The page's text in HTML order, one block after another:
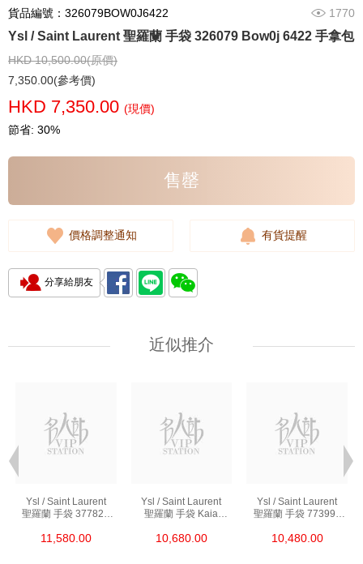
貨品編號：326079BOW0J6422 1770
Ysl / Saint Laurent 聖羅蘭 手袋 326079 Bow0j 6422 手拿包
HKD 10,500.00(原價)
7,350.00(參考價)
HKD 7,350.00 (現價)
節省: 30%
售罄
價格調整通知 有貨提醒
分享給朋友
近似推介
Ysl / Saint Laurent
聖羅蘭 手袋 377828
斜挎包
11,580.00
Ysl / Saint Laurent
聖羅蘭 手袋 Kaia
單肩包/斜挎包
10,680.00
Ysl / Saint Laurent
聖羅蘭 手袋 773995
斜挎包/手提包
10,480.00